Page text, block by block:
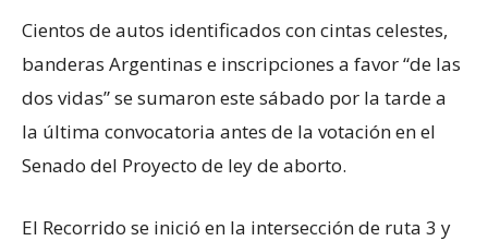
Cientos de autos identificados con cintas celestes,
banderas Argentinas e inscripciones a favor “de las
dos vidas” se sumaron este sábado por la tarde a
la última convocatoria antes de la votación en el
Senado del Proyecto de ley de aborto.
El Recorrido se inició en la intersección de ruta 3 y